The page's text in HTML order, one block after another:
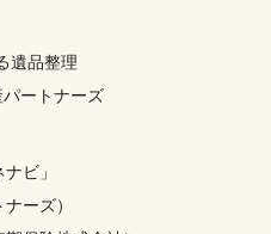
遺品整理
パートナーズ
ビ」
ーズ）